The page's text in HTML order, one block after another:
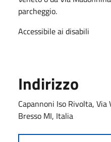
parcheggio.
Accessibile ai disabili
Indirizzo
Capannoni Iso Rivolta,
Bresso MI, Italia